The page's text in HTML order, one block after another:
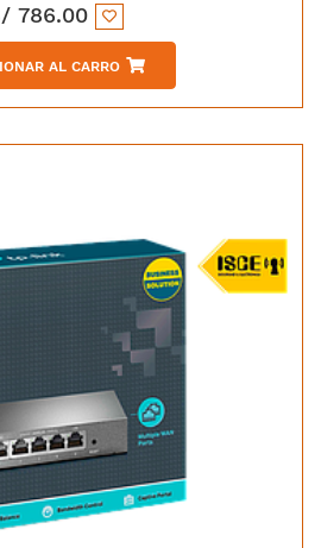
786.00
AL CARRO